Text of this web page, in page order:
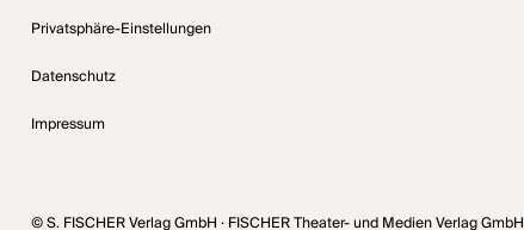
Privatsphäre-Einstellungen
Datenschutz
Impressum
© S. FISCHER Verlag GmbH · FISCHER Theater- und Medien Verlag GmbH